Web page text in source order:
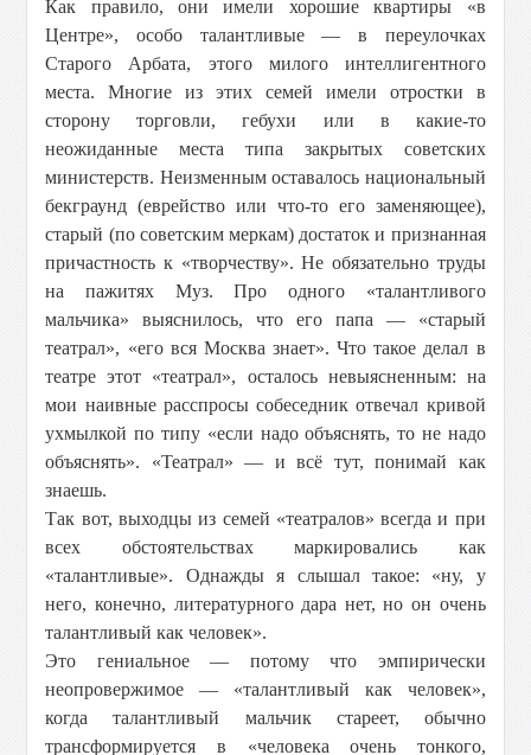
Как правило, они имели хорошие квартиры «в
Центре», особо талантливые — в переулочках
Старого Арбата, этого милого интеллигентного
места. Многие из этих семей имели отростки в
сторону торговли, гебухи или в какие-то
неожиданные места типа закрытых советских
министерств. Неизменным оставалось национальный
бекграунд (еврейство или что-то его заменяющее),
старый (по советским меркам) достаток и признанная
причастность к «творчеству». Не обязательно труды
на пажитях Муз. Про одного «талантливого
мальчика» выяснилось, что его папа — «старый
театрал», «его вся Москва знает». Что такое делал в
театре этот «театрал», осталось невыясненным: на
мои наивные расспросы собеседник отвечал кривой
ухмылкой по типу «если надо объяснять, то не надо
объяснять». «Театрал» — и всё тут, понимай как
знаешь.
Так вот, выходцы из семей «театралов» всегда и при
всех обстоятельствах маркировались как
«талантливые». Однажды я слышал такое: «ну, у
него, конечно, литературного дара нет, но он очень
талантливый как человек».
Это гениальное — потому что эмпирически
неопровержимое — «талантливый как человек»,
когда талантливый мальчик стареет, обычно
трансформируется в «человека очень тонкого,